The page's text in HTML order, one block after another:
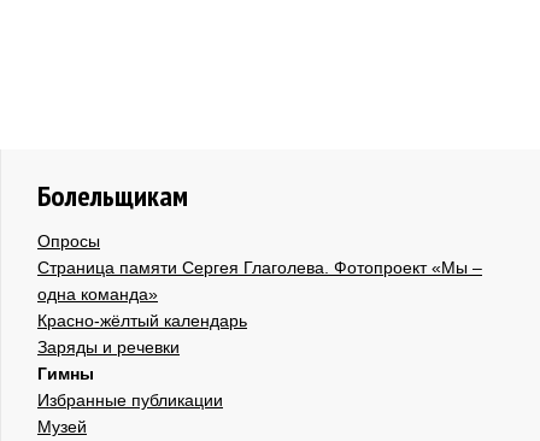
Болельщикам
Опросы
Страница памяти Сергея Глаголева. Фотопроект «Мы –
одна команда»
Красно-жёлтый календарь
Заряды и речевки
Гимны
Избранные публикации
Музей